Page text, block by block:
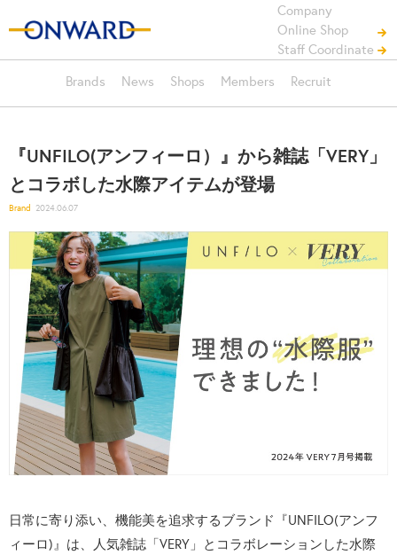
Company
Online Shop
Staff Coordinate
Brands
News Shops Members Recruit
『UNFILO(アンフィーロ）』から雑誌「VERY」
とコラボした水際アイテムが登場
Brand 2024.06.07
日常に寄り添い、機能美を追求するブランド『UNFILO(アンフ
ィーロ)』は、人気雑誌「VERY」とコラボレーションした水際